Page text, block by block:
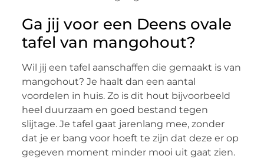
Ga jij voor een Deens ovale
tafel van mangohout?
Wil jij een tafel aanschaffen die gemaakt is van
mangohout? Je haalt dan een aantal
voordelen in huis. Zo is dit hout bijvoorbeeld
heel duurzaam en goed bestand tegen
slijtage. Je tafel gaat jarenlang mee, zonder
dat je er bang voor hoeft te zijn dat deze er op
gegeven moment minder mooi uit gaat zien.